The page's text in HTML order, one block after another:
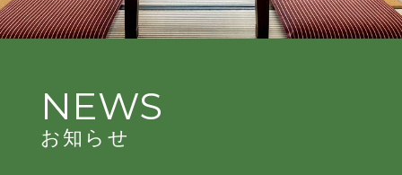
NEWS
お知らせ